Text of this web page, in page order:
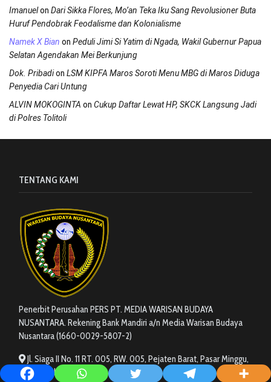
Imanuelon Dari Sikka Flores, Mo’an Teka Iku Sang Revolusioner Buta
Huruf Pendobrak Feodalisme dan Kolonialisme
Namek X Bian on Peduli Jimi Si Yatim di Ngada, Wakil Gubernur Papua
Selatan Agendakan Mei Berkunjung
Dok. Pribadion LSM KIPFA Maros Soroti Menu MBG di Maros Diduga
Penyedia Cari Untung
ALVIN MOKOGINTA on Cukup Daftar Lewat HP, SKCK Langsung Jadi
di Polres Tolitoli
TENTANG KAMI
Penerbit Perusahan PERS PT. MEDIA WARISAN BUDAYA
NUSANTARA. Rekening Bank Mandiri a/n Media Warisan Budaya
Nusantara (1660-0029-5807-2)
Jl. Siaga II No. 11 RT. 005, RW. 005, Pejaten Barat, Pasar Minggu,
Jakarta Selatan